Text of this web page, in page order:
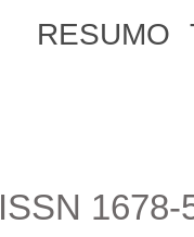
RESUMO
ISSN